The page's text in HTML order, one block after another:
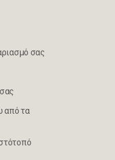
σας
από τα